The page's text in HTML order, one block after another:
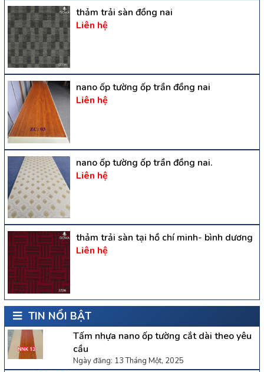
thảm trải sàn đồng nai
Liên hệ
nano ốp tường ốp trần đồng nai
Liên hệ
nano ốp tường ốp trần đồng nai.
Liên hệ
thảm trải sàn tại hồ chí minh- bình dương
Liên hệ
TIN NỔI BẬT
Tấm nhựa nano ốp tường cắt dài theo yêu
cầu
Ngày đăng: 13 Tháng Một, 2025